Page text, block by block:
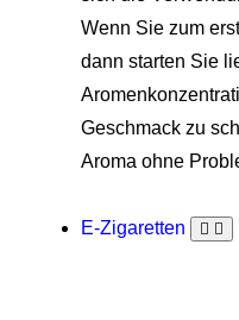
Wenn Sie zum
dann starten Sie
Geschmack zu
Aroma ohne
E-Zigaretten